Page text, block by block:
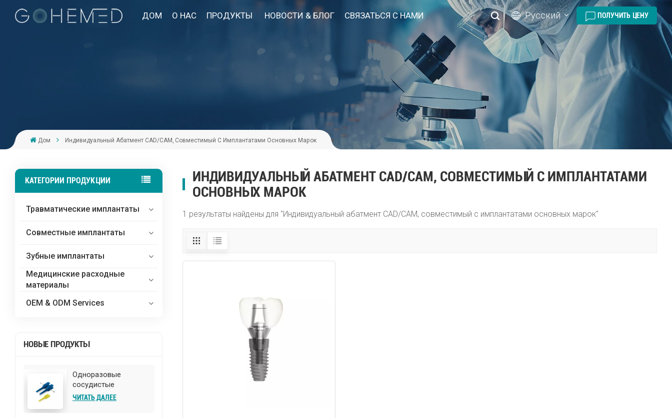
ДОМ О НАС ПРОДУКТЫ НОВОСТИ & БЛОГ СВЯЗАТЬСЯ С НАМИ Русский
English
русский
español
português
ПОЛУЧИТЬ ЦЕНУ
Дом Индивидуальный Абатмент CAD/CAM, Совместимый С Имплантатами Основных Марок
КАТЕГОРИИ ПРОДУКЦИИ
Травматические имплантаты
Совместные имплантаты
Зубные имплантаты
Медицинские расходные
материалы
OEM & ODM Services
НОВЫЕ ПРОДУКТЫ
Одноразовые
сосудистые
гемостазные клипсы
для хирургии
ЧИТАТЬ ДАЛЕЕ
ИНДИВИДУАЛЬНЫЙ АБАТМЕНТ CAD/CAM, СОВМЕСТИМЫЙ С ИМПЛАНТАТАМИ
ОСНОВНЫХ МАРОК
1 результаты найдены для "Индивидуальный абатмент CAD/CAM, совместимый с имплантатами основных марок"